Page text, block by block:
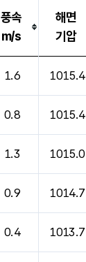
풍속
m/s
해면
기압
1.6 1015.4
0.8 1015.4
1.3 1015.0
0.9 1014.7
0.4 1013.7